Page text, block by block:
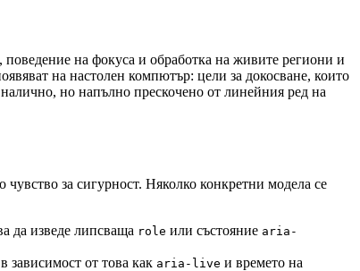
на фокуса и обработка на живите региони и
на настолен компютър: цели за докосване, които
но напълно прескочено от линейния ред на
за сигурност. Няколко конкретни модела се
да изведе липсваща role или състояние aria-
зависимост от това как aria-live и времето на